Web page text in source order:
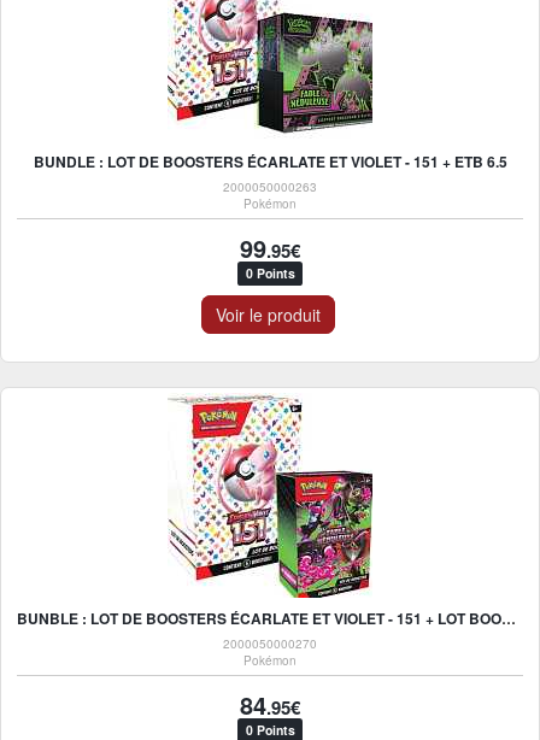
BUNDLE : LOT DE BOOSTERS ÉCARLATE ET VIOLET - 151 + ETB 6.5
2000050000263
Pokémon
99.95€
0 Points
Voir le produit
BUNBLE : LOT DE BOOSTERS ÉCARLATE ET VIOLET - 151 + LOT BOOSTER 6.5
2000050000270
Pokémon
84.95€
0 Points